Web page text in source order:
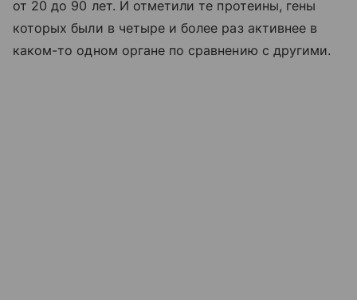
от 20 до 90 лет. И отметили те протеины, гены
которых были в четыре и более раз активнее в
каком-то одном органе по сравнению с другими.